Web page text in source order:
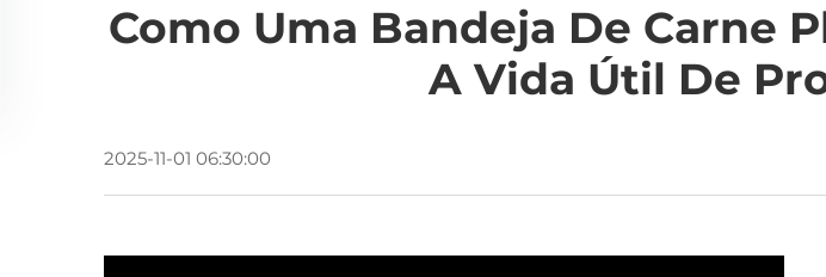
Como Uma Bandeja De Carne
A Vida Útil De
2025-11-01 06:30:00